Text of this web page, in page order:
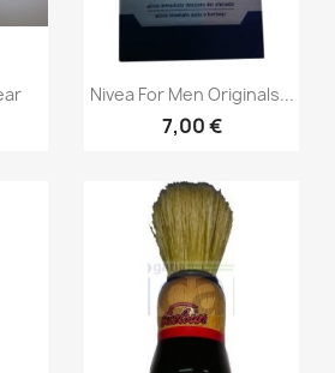
Nivea For Men Originals...
7,00 €